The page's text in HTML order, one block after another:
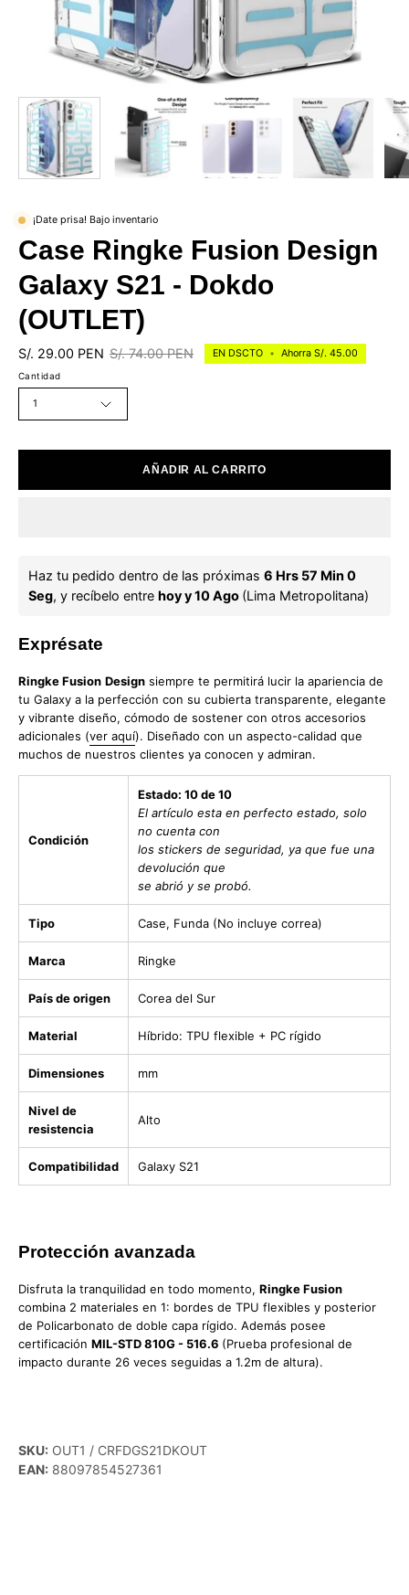
¡Date prisa! Bajo inventario
Case Ringke Fusion Design
Galaxy S21 - Dokdo
(OUTLET)
S/. 29.00 PEN S/. 74.00 PEN EN DSCTO • Ahorra S/. 45.00
Cantidad
1
AÑADIR AL CARRITO
Haz tu pedido dentro de las próximas 6 Hrs 57 Min 0
Seg, y recíbelo entre hoy y 10 Ago (Lima Metropolitana)
Exprésate
Ringke Fusion Design siempre te permitirá lucir la apariencia de
tu Galaxy a la perfección con su cubierta transparente, elegante
y vibrante diseño, cómodo de sostener con otros accesorios
adicionales (ver aquí). Diseñado con un aspecto-calidad que
muchos de nuestros clientes ya conocen y admiran.
Condición
Estado: 10 de 10
El artículo esta en perfecto estado, solo
no cuenta con
los stickers de seguridad, ya que fue una
devolución que
se abrió y se probó.
Tipo Case, Funda (No incluye correa)
Marca Ringke
País de origen Corea del Sur
Material Híbrido: TPU flexible + PC rígido
Dimensiones mm
Nivel de
resistencia
Alto
Compatibilidad Galaxy S21
Protección avanzada
Disfruta la tranquilidad en todo momento, Ringke Fusion
combina 2 materiales en 1: bordes de TPU flexibles y posterior
de Policarbonato de doble capa rígido. Además posee
certificación MIL-STD 810G - 516.6 (Prueba profesional de
impacto durante 26 veces seguidas a 1.2m de altura).
SKU: OUT1 / CRFDGS21DKOUT
EAN: 88097854527361